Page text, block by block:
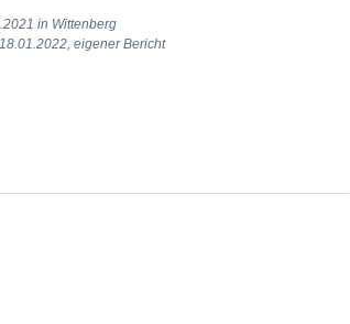
in Wittenberg
eigener Bericht